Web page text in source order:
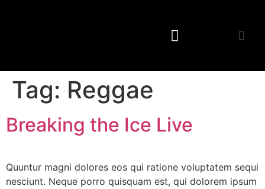
Tag: Reggae
Breaking the Ice Live
Quuntur magni dolores eos qui ratione voluptatem sequi
nesciunt. Neque porro quisquam est, qui dolorem ipsum